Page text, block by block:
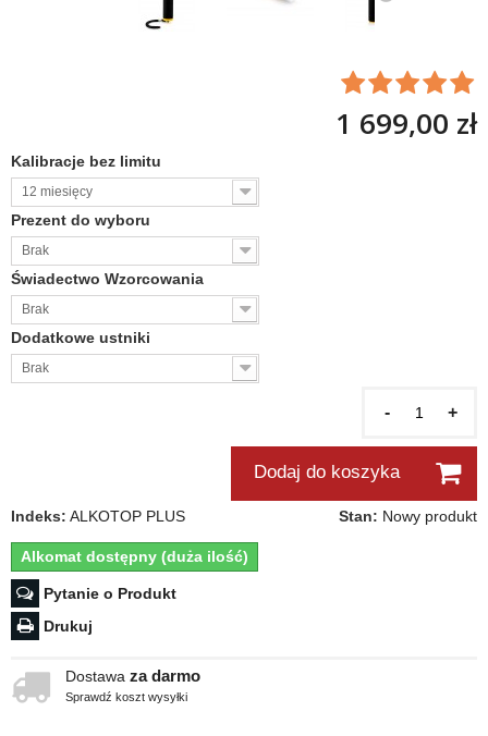
1 699,00 zł
Kalibracje bez limitu
12 miesięcy
Prezent do wyboru
Brak
Świadectwo Wzorcowania
Brak
Dodatkowe ustniki
Brak
- +
Dodaj do koszyka
Indeks: ALKOTOP PLUS Stan: Nowy produkt
Alkomat dostępny (duża ilość)
Pytanie o Produkt
Drukuj
Dostawa za darmo
Sprawdź koszt wysyłki